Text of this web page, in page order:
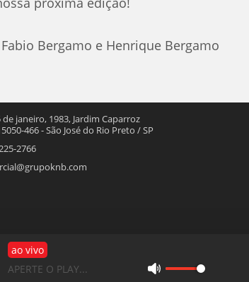
Bergamo e Henrique Bergamo
de janeiro, 1983, Jardim Caparroz
466 - São José do Rio Preto / SP
2766
ao vivo
APERTE O PLAY...